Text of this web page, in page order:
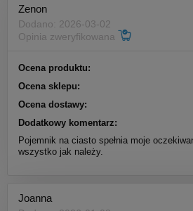
Zenon
Dodano: 2026-03-02
Opinia zweryfikowana
Ocena produktu:
Ocena sklepu:
Ocena dostawy:
Dodatkowy komentarz:
Pojemnik na ciasto spełnia moje
wszystko jak należy.
Joanna